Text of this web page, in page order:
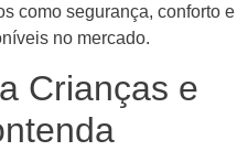
como segurança, conforto e
no mercado.
Crianças e